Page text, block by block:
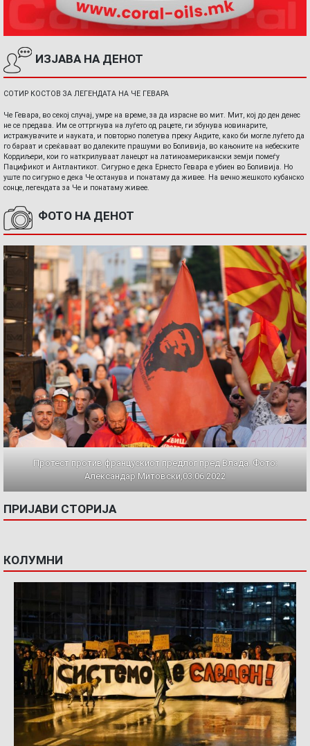
ИЗЈАВА НА ДЕНОТ
СОТИР КОСТОВ ЗА ЛЕГЕНДАТА НА ЧЕ ГЕВАРА
Че Гевара, во секој случај, умре на време, за да израсне во мит. Мит, кој до ден денес
не се предава. Им се оттргнува на луѓето од рацете, ги збунува новинарите,
истражувачите и науката, и повторно полетува преку Андите, како би могле луѓето да
го бараат и среќаваат во далеките прашуми во Боливија, во кањоните на небеските
Кордиљери, кои го наткрилуваат ланецот на латиноамерикански земји помеѓу
Пацификот и Антлантикот. Сигурно е дека Ернесто Гевара е убиен во Боливија. Но
уште по сигурно е дека Че останува и понатаму да живее. На вечно жешкото кубанско
сонце, легендата за Че и понатаму живее.
ФОТО НА ДЕНОТ
Протест против францускиот предлог пред Влада. Фото:
Александар Митовски,03.06.2022
ПРИЈАВИ СТОРИЈА
КОЛУМНИ